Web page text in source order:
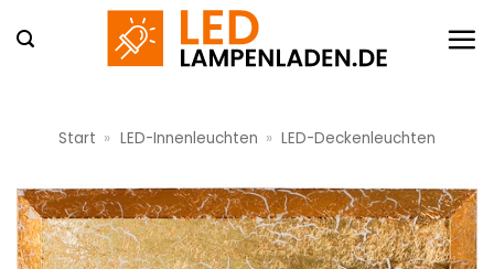
Inhalt
Start » LED-Innenleuchten » LED-Deckenleuchten